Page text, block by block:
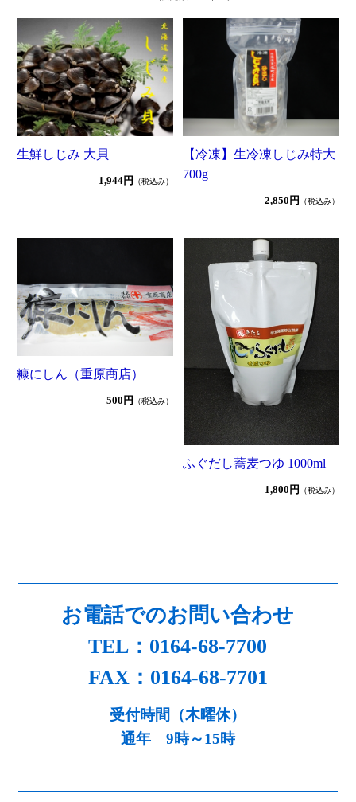
生鮮しじみ 大貝
1,944円 （税込み）
【冷凍】生冷凍しじみ特大
700g
2,850円 （税込み）
糠にしん（重原商店）
500円 （税込み）
ふぐだし蕎麦つゆ 1000ml
1,800円 （税込み）
お電話でのお問い合わせ
TEL：0164-68-7700
FAX：0164-68-7701
受付時間（木曜休）
通年 9時～15時